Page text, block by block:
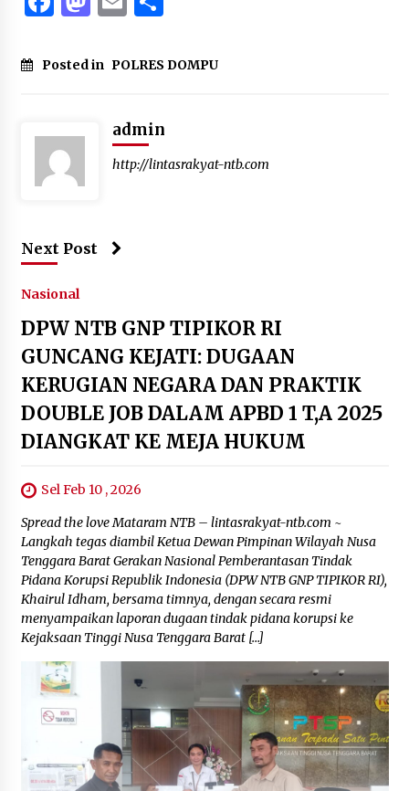
Posted in POLRES DOMPU
admin
http://lintasrakyat-ntb.com
Next Post
Nasional
DPW NTB GNP TIPIKOR RI
GUNCANG KEJATI: DUGAAN
KERUGIAN NEGARA DAN PRAKTIK
DOUBLE JOB DALAM APBD 1 T,A 2025
DIANGKAT KE MEJA HUKUM
Sel Feb 10 , 2026
Spread the love Mataram NTB – lintasrakyat-ntb.com ~
Langkah tegas diambil Ketua Dewan Pimpinan Wilayah Nusa
Tenggara Barat Gerakan Nasional Pemberantasan Tindak
Pidana Korupsi Republik Indonesia (DPW NTB GNP TIPIKOR RI),
Khairul Idham, bersama timnya, dengan secara resmi
menyampaikan laporan dugaan tindak pidana korupsi ke
Kejaksaan Tinggi Nusa Tenggara Barat […]